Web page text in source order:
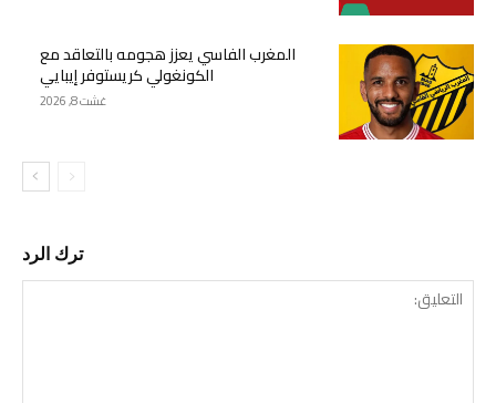
المغرب الفاسي يعزز هجومه بالتعاقد مع
الكونغولي كريستوفر إيبايي
غشت 8, 2026
ترك الرد